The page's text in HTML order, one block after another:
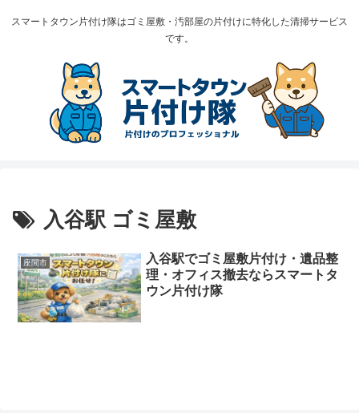
スマートタウン片付け隊はゴミ屋敷・汚部屋の片付けに特化した清掃サービス
です。
入谷駅 ゴミ屋敷
座間市
入谷駅でゴミ屋敷片付け・遺品整
理・オフィス撤去ならスマートタ
ウン片付け隊